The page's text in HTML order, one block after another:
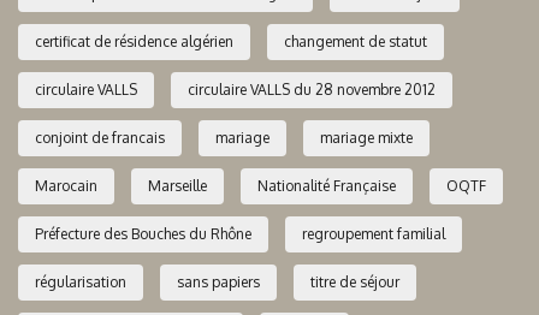
certificat de résidence algérien changement de statut
circulaire VALLS circulaire VALLS du 28 novembre 2012
conjoint de francais mariage mariage mixte
Marocain Marseille Nationalité Française OQTF
Préfecture des Bouches du Rhône regroupement familial
régularisation sans papiers titre de séjour